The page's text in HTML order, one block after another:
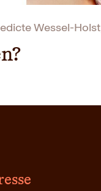
Wessel-